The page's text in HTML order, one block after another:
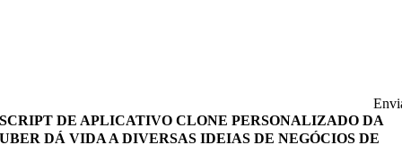
SCRIPT DE APLICATIVO CLONE PERSONALIZADO DA
UBER DÁ VIDA A DIVERSAS IDEIAS DE NEGÓCIOS DE